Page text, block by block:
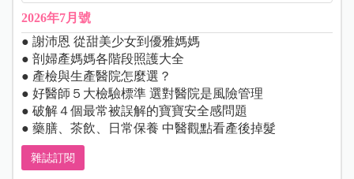
2026年7月號
● 謝沛恩 從甜美少女到優雅媽媽
● 剖婦產媽媽各階段照護大全
● 產檢與生產醫院怎麼選？
● 好醫師５大檢驗標準 選對醫院是風險管理
● 破解４個最常被誤解的寶寶安全感問題
● 藥膳、茶飲、日常保養 中醫觀點看產後掉髮
雜誌訂閱